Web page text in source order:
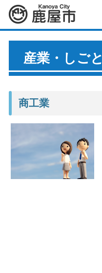
鹿屋市
産業・しごと
商工業